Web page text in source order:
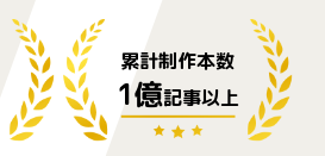
累計制作本数
1億記事以上